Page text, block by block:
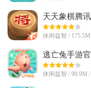
天天象棋腾
休闲益智 /
逃亡兔手游
休闲益智 / 90.9M